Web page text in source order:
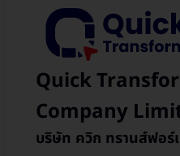
Quick
Company
บริษัท ควิก ทรานส์ฟอร์